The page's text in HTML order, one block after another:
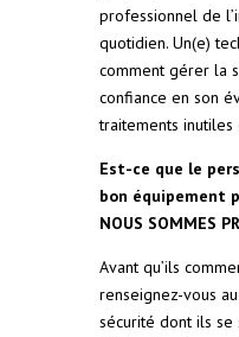
professionnel de
quotidien. Un(e)
comment gérer la
confiance en son
traitements inutiles
Est-ce que le
bon équipement
NOUS SOMMES
Avant qu’ils
renseignez-vous
sécurité dont ils